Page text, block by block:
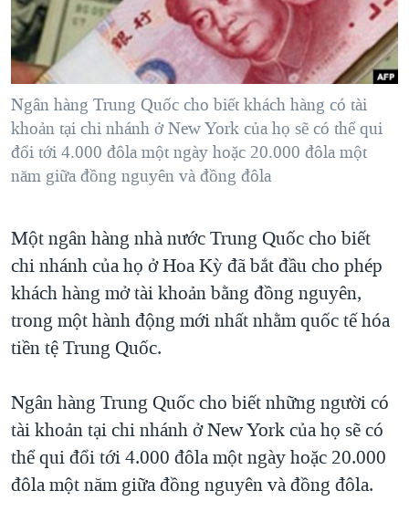
"Tìm"NGƯỜI VIỆT HẢI NGOẠI
ĐỜI SỐNG
KINH TẾ
KHOA HỌC
SỨC KHOẺ
VĂN HOÁ
GIÁO DỤC
TẠI
HÀNH TRÌNH BẦU CỬ 2024
MỘT NĂM CHIẾN TRANH TẠI DẢI GAZA
GIẢI MÃ VÀNH ĐAI & CON ĐƯỜNG
NGÀY TỊ NẠN THẾ GIỚI
TRỊNH VĨNH BÌNH - NGƯỜI HẠ 'BÊN THẮNG CUỘC'
CHI PHÍ CHIẾN TRANH AFGHANISTAN
CÁC GIÁ TRỊ CỘNG HÒA Ở VIỆT NAM
THƯỢNG ĐỈNH TRUMP-KIM TẠI VIỆT NAM
TRỊNH VĨNH BÌNH VS. CHÍNH PHỦ VIỆT NAM
BÊN KIA QUỐC LỘ: TIẾNG VỌNG TỪ NÔNG THÔN MỸ
QUAN HỆ VIỆT MỸ
VIDEO
NGHE
MẠNG XÃ HỘI
Ngôn ngữ khác
Ngân hàng Trung Quốc cho biết khách hàng có tài
khoản tại chi nhánh ở New York của họ sẽ có thể qui
đổi tới 4.000 đôla một ngày hoặc 20.000 đôla một
năm giữa đồng nguyên và đồng đôla
Một ngân hàng nhà nước Trung Quốc cho biết
chi nhánh của họ ở Hoa Kỳ đã bắt đầu cho phép
khách hàng mở tài khoản bằng đồng nguyên,
trong một hành động mới nhất nhằm quốc tế hóa
tiền tệ Trung Quốc.
Ngân hàng Trung Quốc cho biết những người có
tài khoản tại chi nhánh ở New York của họ sẽ có
thể qui đổi tới 4.000 đôla một ngày hoặc 20.000
đôla một năm giữa đồng nguyên và đồng đôla.